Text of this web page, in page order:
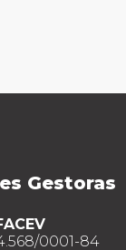
Gestoras
0001-84